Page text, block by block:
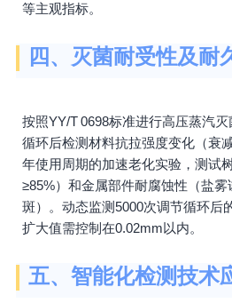
等主观指标。
四、灭菌耐受性及耐
按照YY/T 0698标准进行高压蒸汽
循环后检测材料抗拉强度变化（衰
年使用周期的加速老化实验，测试
≥85%）和金属部件耐腐蚀性（盐
斑）。动态监测5000次调节循环后
扩大值需控制在0.02mm以内。
五、智能化检测技术